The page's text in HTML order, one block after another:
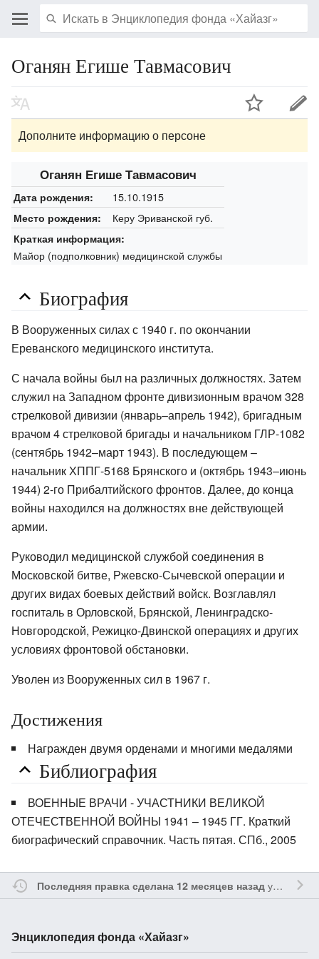
Оганян Егише Тавмасович
Дополните информацию о персоне
Оганян Егише Тавмасович
Дата рождения: 15.10.1915
Место рождения: Керу Эриванской губ.
Краткая информация:
Майор (подполковник) медицинской службы
Биография
В Вооруженных силах с 1940 г. по окончании
Ереванского медицинского института.
С начала войны был на различных должностях. Затем
служил на Западном фронте дивизионным врачом 328
стрелковой дивизии (январь–апрель 1942), бригадным
врачом 4 стрелковой бригады и начальником ГЛР-1082
(сентябрь 1942–март 1943). В последующем –
начальник ХППГ-5168 Брянского и (октябрь 1943–июнь
1944) 2-го Прибалтийского фронтов. Далее, до конца
войны находился на должностях вне действующей
армии.
Руководил медицинской службой соединения в
Московской битве, Ржевско-Сычевской операции и
других видах боевых действий войск. Возглавлял
госпиталь в Орловской, Брянской, Ленинградско-
Новгородской, Режицко-Двинской операциях и других
условиях фронтовой обстановки.
Уволен из Вооруженных сил в 1967 г.
Достижения
Награжден двумя орденами и многими медалями
Библиография
ВОЕННЫЕ ВРАЧИ - УЧАСТНИКИ ВЕЛИКОЙ
ОТЕЧЕСТВЕННОЙ ВОЙНЫ 1941 – 1945 ГГ. Краткий
биографический справочник. Часть пятая. СПб., 2005
Последняя правка сделана 12 месяцев назадучастником
Энциклопедия фонда «Хайазг»